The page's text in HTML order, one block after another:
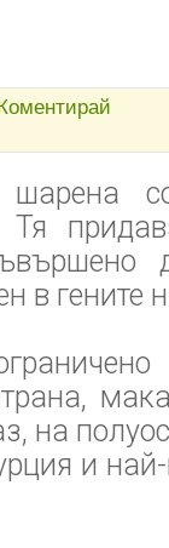
шарена
в гените
на
и